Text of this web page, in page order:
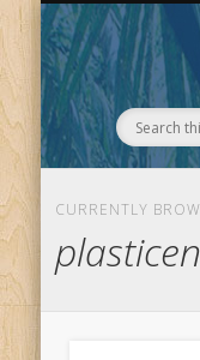
CURRENTLY